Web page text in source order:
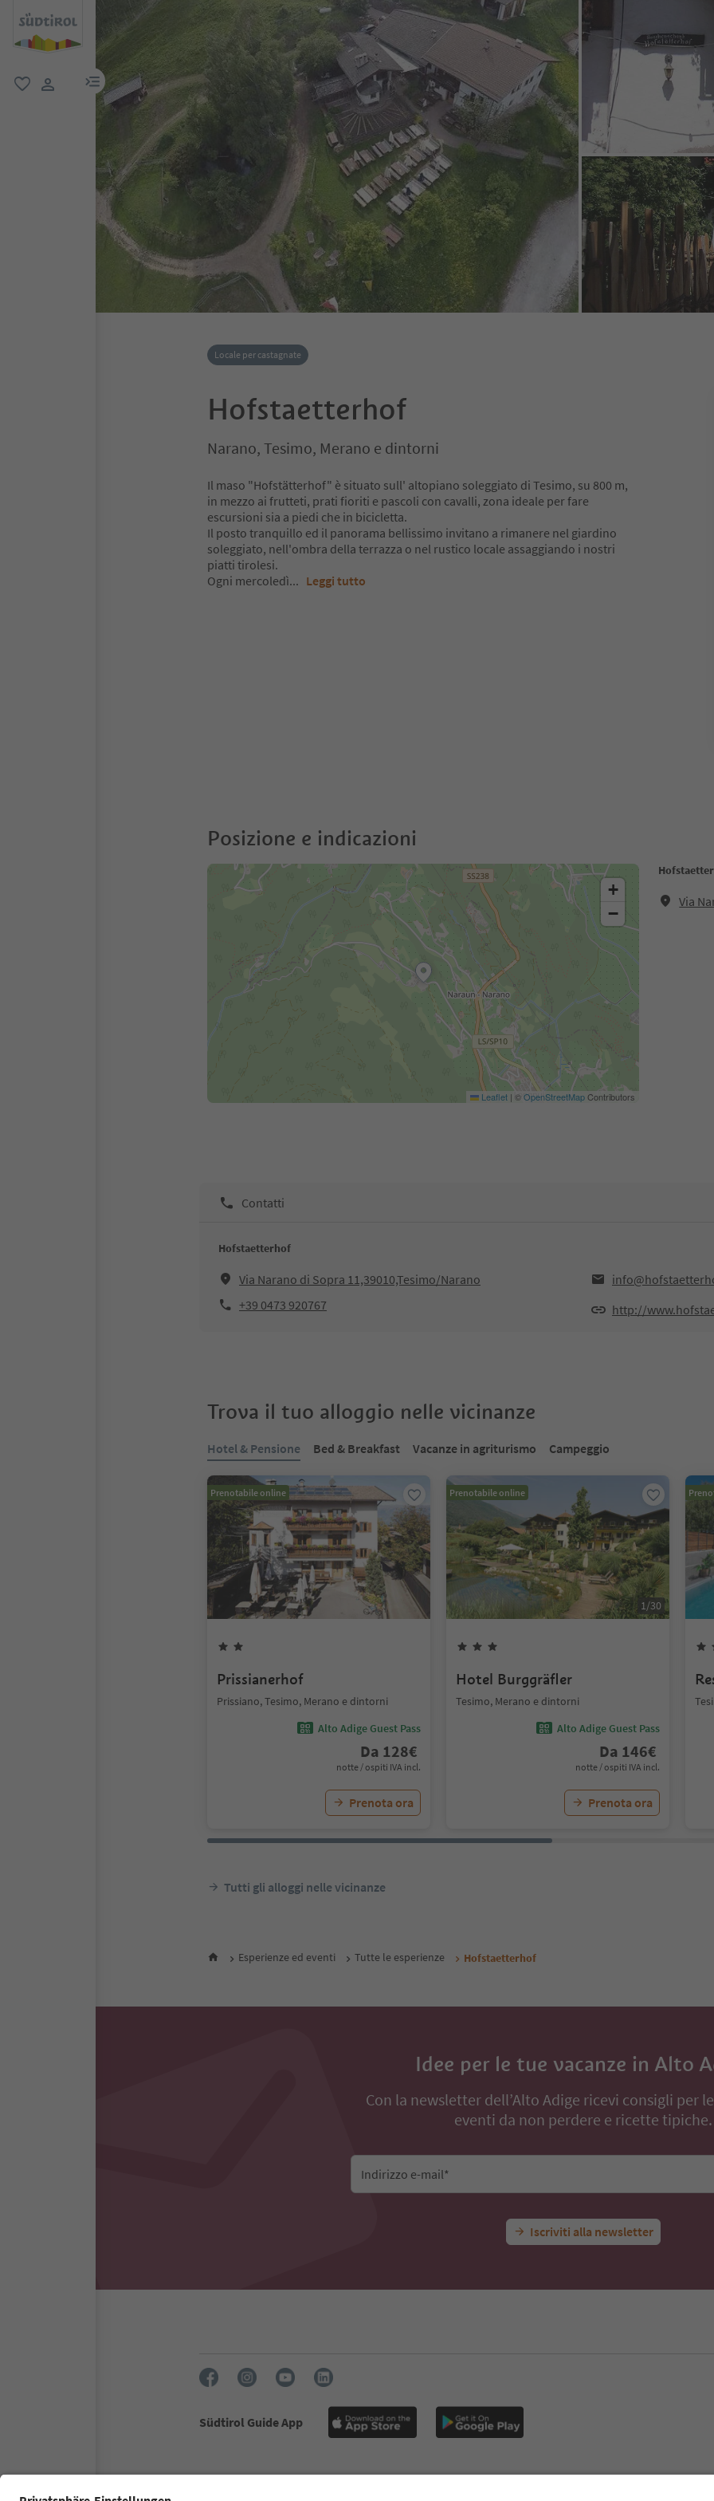
menu link
Locale per castagnate
Hofstaetterhof
Narano, Tesimo, Merano e dintorni
Il maso "Hofstätterhof" è situato sull' altopiano soleggiato di Tesimo, su 800 m,
in mezzo ai frutteti, prati fioriti e pascoli con cavalli, zona ideale per fare
escursioni sia a piedi che in bicicletta.
Il posto tranquillo ed il panorama bellissimo invitano a rimanere nel giardino
soleggiato, nell'ombra della terrazza o nel rustico locale assaggiando i nostri
piatti tirolesi.
Ogni mercoledì... Leggi tutto
Posizione e indicazioni
Via
+
−
Leaflet | ©OpenStreetMapContributors
Contatti
Hofstaetterhof
Via Narano di Sopra 11,39010,Tesimo/Narano
+39 0473 920767
http://
Trova il tuo alloggio nelle vicinanze
Hotel & Pensione Bed & Breakfast Vacanze in agriturismo Campeggio
Prenotabile online
Prissianerhof
Prissiano, Tesimo, Merano e dintorni
Alto Adige Guest Pass
Da 128€
notte / ospiti IVA incl.
Prenota ora
Prenotabile online
1/30
Hotel Burggräfler
Tesimo, Merano e dintorni
Alto Adige Guest Pass
Da 146€
notte / ospiti IVA incl.
Prenota ora
Tutti gli alloggi nelle vicinanze
Esperienze ed eventi Tutte le esperienze Hofstaetterhof
Idee per le tue vacanze in Alto
Con la newsletter dell’Alto Adige ricevi consigli per
eventi da non perdere e ricette tipiche.
Indirizzo e-mail*
Iscriviti alla newsletter
Südtirol Guide App